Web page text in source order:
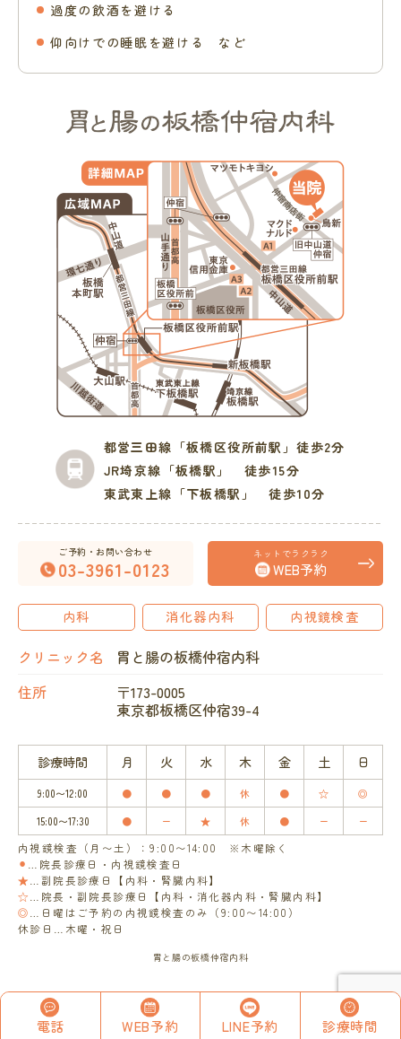
過度の飲酒を避ける
仰向けでの睡眠を避ける など
都営三田線 「板橋区役所前駅」徒歩2分
JR埼京線 「板橋駅」 徒歩15分
東武東上線 「下板橋駅」 徒歩10分
ご予約・お問い合わせ
03-3961-0123
ネットでラクラク
WEB予約
内科 消化器内科 内視鏡検査
クリニック名
胃と腸の板橋仲宿内科
住所
〒173-0005
東京都板橋区仲宿39-4
診療時間 月 火 水 木 金 土 日
9:00〜12:00 ● ● ● 休 ● ☆
◎
15:00〜17:30
● ー ★ 休 ● ー
ー
内視鏡検査（月〜土）：9:00〜14:00 ※木曜除く
⚫︎
…院長診療日・内視鏡検査日
★
…副院長診療日【内科・腎臓内科】
☆
…院長・副院長診療日【内科・消化器内科・腎臓内科】
◎
…日曜はご予約の内視鏡検査のみ（9:00〜14:00）
休診日…木曜・祝日
胃と腸の板橋仲宿内科
電話 WEB予約 LINE予約 診療時間